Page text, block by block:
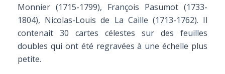
Monnier (1715-1799), François Pasumot (1733-
1804), Nicolas-Louis de La Caille (1713-1762). Il
contenait 30 cartes célestes sur des feuilles
doubles qui ont été regravées à une échelle plus
petite.